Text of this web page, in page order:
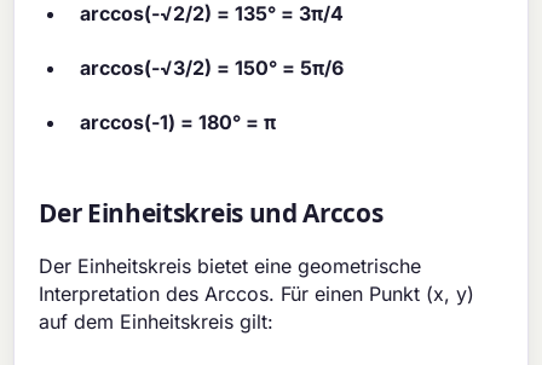
arccos(-√2/2) = 135° = 3π/4
arccos(-√3/2) = 150° = 5π/6
arccos(-1) = 180° = π
Der Einheitskreis und Arccos
Der Einheitskreis bietet eine geometrische
Interpretation des Arccos. Für einen Punkt (x, y)
auf dem Einheitskreis gilt: